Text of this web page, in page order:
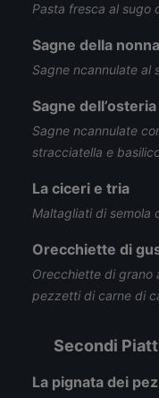
Pasta fresca al sugo
Sagne della nonna
Sagne ncannulate al
Sagne dell’osteria
Sagne ncannulate
stracciatella e
La ciceri e tria
Maltagliati di semola
Orecchiette di
Orecchiette di grano
pezzetti di carne di
Secondi
La pignata dei